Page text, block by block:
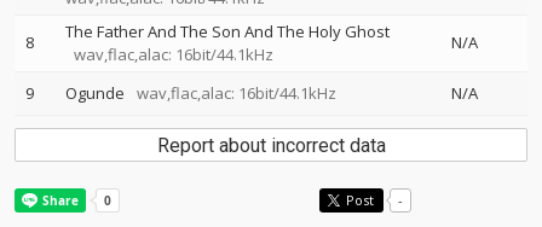
8
The Father And The Son And The Holy Ghost
wav,flac,alac: 16bit/44.1kHz
N/A
9 Ogunde wav,flac,alac: 16bit/44.1kHz N/A
Report about incorrect data
Post -